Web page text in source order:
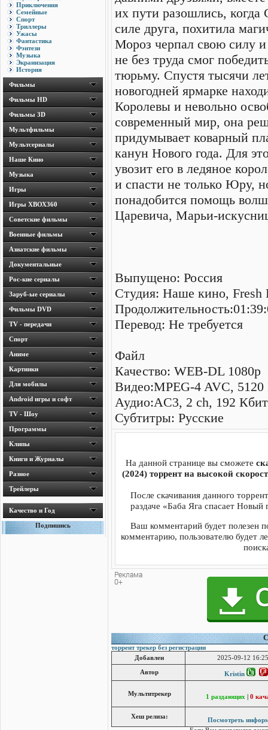
Приключения
Семейные
Спорт
Триллеры
Ужасы
Фантастика
Фэнтези
Музыка
Экранизация
История
Фильмы
Фильмы HD
Фильмы 3D
Мультфильмы
Мультсериалы
Наше Кино
Музыка
Игры
Игры ХВОХ360
Cоветские фильмы
Военные фильмы
Азиатские фильмы
Документальные
Рос-кие сериалы
Заруб-ые сериалы
Фильмы DVD
TV - передачи
Спорт
Аниме
Картинки
Для мобилы
Android игры и софт
TV - Шоу
Программы
Клипы
Книги и Журналы
Разное
Трейлеры
Качество и Год
Подпишись
их пути разошлись, когда
силе друга, похитила
Мороз черпал свою силу
не без труда смог
тюрьму. Спустя тысячи
новогодней ярмарке
Королевы и невольно
современный мир, она
придумывает коварный
канун Нового года. Для
увозит его в ледяное
и спасти не только Юру,
понадобится помощь
Царевича, Марьи-
Выпущено: Россия
Студия: Наше кино, Fresh
Перевод: Не требуется
Файл
Качество: WEB-DL 1080p
Видео:MPEG-4 AVC,
Аудио:AC3, 2 ch, 192
Субтитры: Русские
На данной странице вы сможете
(2024) торрент на высокой
После скачивания данного
раздаче «Баба Яга спасает
Ваш комментарий будет полезен
комментарию, пользователю будет
торрент трекер без регистрации
Добавлен
2025-09-12
Автор Kristin
Мультитрекер 1 раздающих 0
Хеш релиза:
Посмотреть